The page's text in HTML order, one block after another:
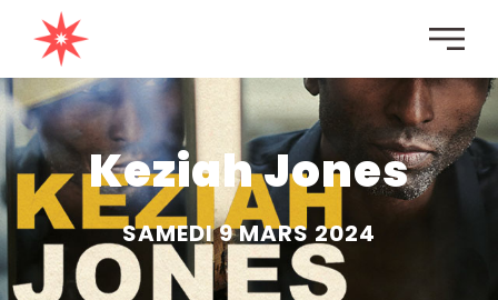
Keziah Jones
SAMEDI 9 MARS 2024